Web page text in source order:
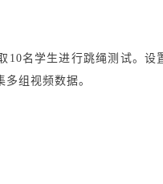
10名学生进行跳绳测试。设
组视频数据。